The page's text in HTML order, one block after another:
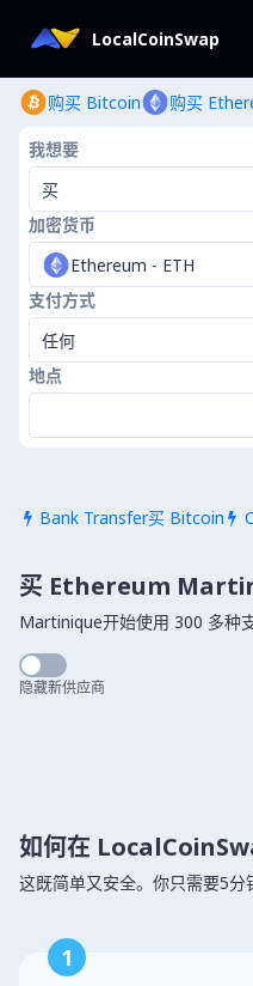
LocalCoinSwap
购买 Bitcoin 购买
我想要
买
加密货币
Ethereum - ETH
支付方式
任何
地点
 Bank Transfer买 Bitcoin 
买 Ethereum
Martinique开始使用 300 多种
隐藏新供应商
如何在
这既简单又安全。你只需要5分
1